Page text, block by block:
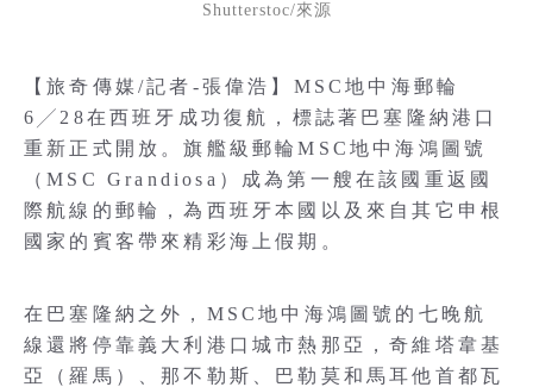
Shutterstoc/來源
【旅奇傳媒/記者-張偉浩】MSC地中海郵輪
6╱28在西班牙成功復航，標誌著巴塞隆納港口
重新正式開放。旗艦級郵輪MSC地中海鴻圖號
（MSC Grandiosa）成為第一艘在該國重返國
際航線的郵輪，為西班牙本國以及來自其它申根
國家的賓客帶來精彩海上假期。
在巴塞隆納之外，MSC地中海鴻圖號的七晚航
線還將停靠義大利港口城市熱那亞，奇維塔韋基
亞（羅馬）、那不勒斯、巴勒莫和馬耳他首都瓦